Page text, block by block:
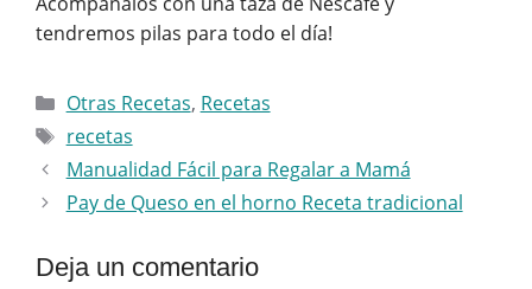
tendremos pilas para todo el día!
Categorías
Otras Recetas, Recetas
Etiquetas
recetas
Manualidad Fácil para Regalar a Mamá
Pay de Queso en el horno Receta tradicional
Deja un comentario